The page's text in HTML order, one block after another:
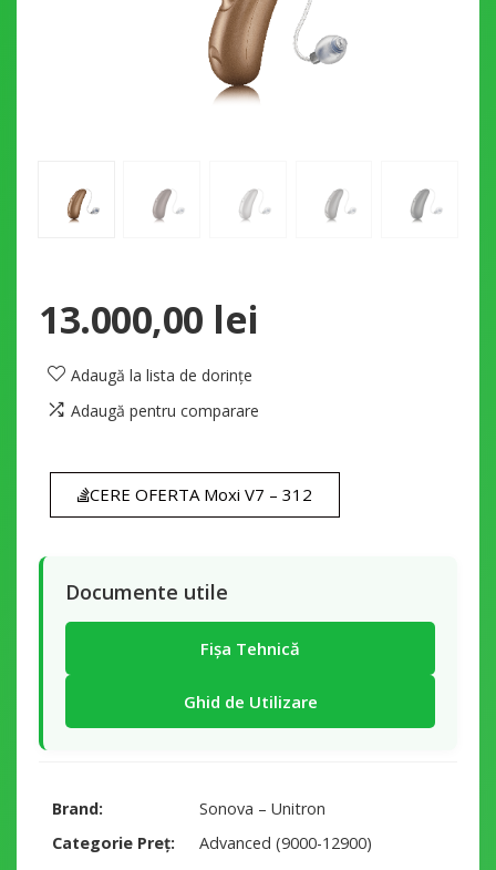
13.000,00 lei
Adaugă la lista de dorințe
Adaugă pentru comparare
CERE OFERTA Moxi V7 – 312
Documente utile
Fișa Tehnică
Ghid de Utilizare
Brand
Sonova – Unitron
Categorie Preț
Advanced (9000-12900)